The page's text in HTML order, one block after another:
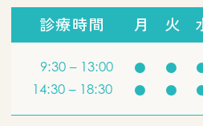
診療時間 月 火
9:30 – 13:00 ● ●
14:30 – 18:30 ● ●